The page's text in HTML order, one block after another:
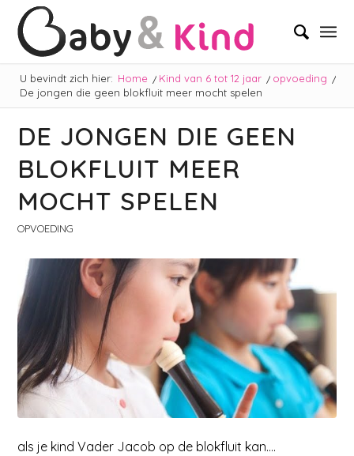
U bevindt zich hier: Home / Kind van 6 tot 12 jaar / opvoeding /
De jongen die geen blokfluit meer mocht spelen
DE JONGEN DIE GEEN
BLOKFLUIT MEER
MOCHT SPELEN
OPVOEDING
als je kind Vader Jacob op de blokfluit kan….